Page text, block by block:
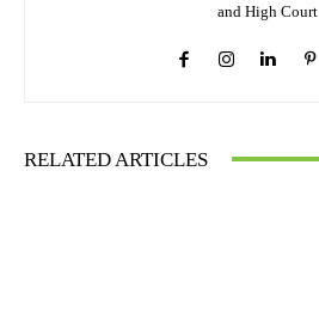
and High Court
RELATED ARTICLES